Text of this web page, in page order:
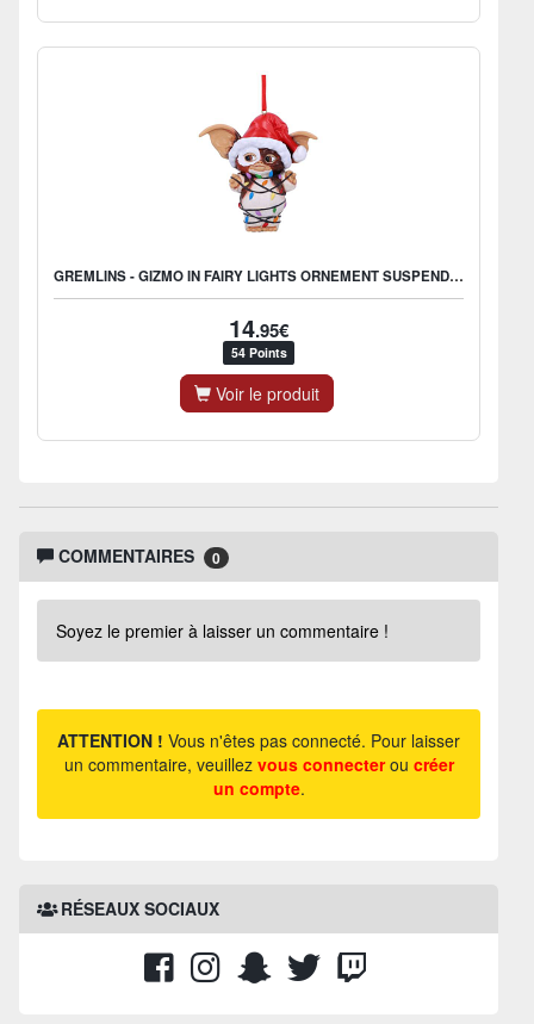
GREMLINS - GIZMO IN FAIRY LIGHTS ORNEMENT SUSPENDU 10,5 CM ENG
14.95€
54 Points
Voir le produit
COMMENTAIRES 0
Soyez le premier à laisser un commentaire !
ATTENTION ! Vous n'êtes pas connecté. Pour laisser
un commentaire, veuillez vous connecterou créer
un compte.
RÉSEAUX SOCIAUX